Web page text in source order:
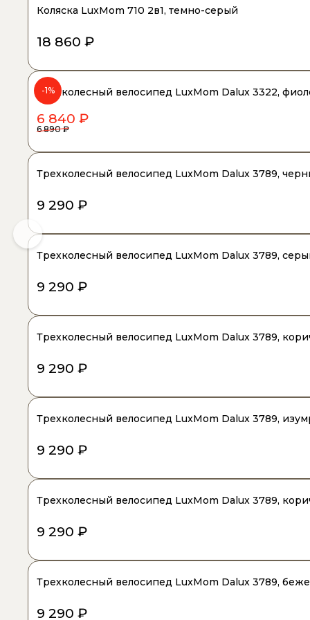
Коляска LuxMom 710 2в1, темно-серый
18 860 ₽
-1%
Трехколесный велосипед LuxMom Dalux 3322,
6 840 ₽
6 890 ₽
Трехколесный велосипед LuxMom Dalux 3789,
9 290 ₽
Трехколесный велосипед LuxMom Dalux 3789,
9 290 ₽
Трехколесный велосипед LuxMom Dalux 3789,
9 290 ₽
Трехколесный велосипед LuxMom Dalux 3789,
9 290 ₽
Трехколесный велосипед LuxMom Dalux 3789,
9 290 ₽
Трехколесный велосипед LuxMom Dalux 3789,
9 290 ₽